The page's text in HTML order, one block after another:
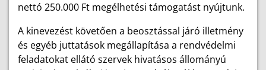
nettó 250.000 Ft megélhetési támogatást nyújtunk.
A kinevezést követően a beosztással járó illetmény
és egyéb juttatások megállapítása a rendvédelmi
feladatokat ellátó szervek hivatásos állományú